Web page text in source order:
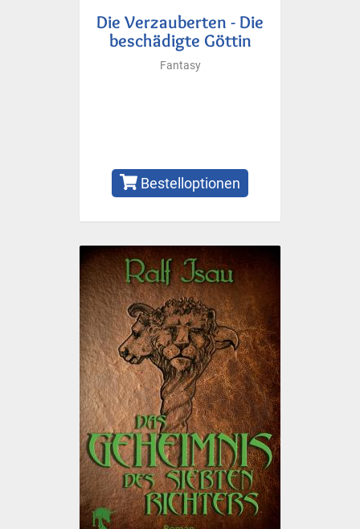
Die Verzauberten - Die
beschädigte Göttin
Fantasy
Bestelloptionen